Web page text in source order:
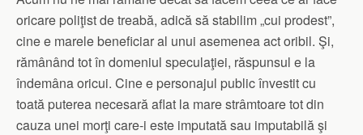
oricare poliţist de treabă, adică să stabilim „cui prodest”,
cine e marele beneficiar al unui asemenea act oribil. Şi,
rămânând tot în domeniul speculaţiei, răspunsul e la
îndemâna oricui. Cine e personajul public învestit cu
toată puterea necesară aflat la mare strâmtoare tot din
cauza unei morţi care-i este imputată sau imputabilă şi